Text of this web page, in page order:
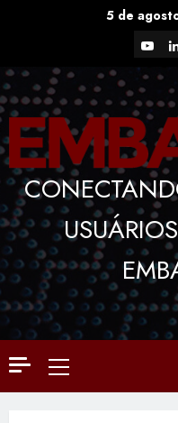
5 de
Primary
Menu